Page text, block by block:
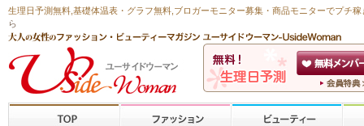
生理日予測無料 基礎体温表・グラフ無料 ,ブロガーモニター募集・商品モニターでプチ稼
ら